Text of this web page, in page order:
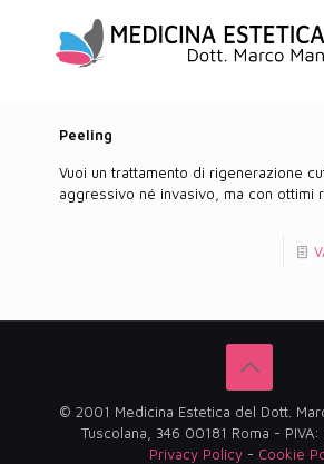
Peeling
Vuoi un trattamento di rigenerazione
aggressivo né invasivo, ma con ottimi
© 2001 Medicina Estetica del Dott.
Tuscolana, 346 00181 Roma -
Privacy Policy - Cookie